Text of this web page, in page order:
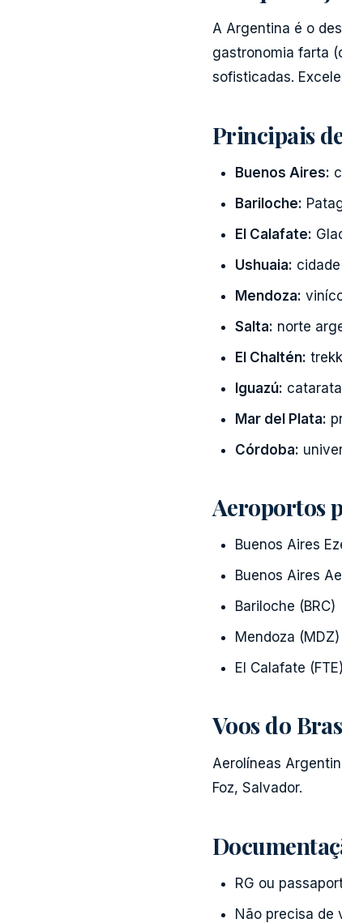
A Argentina é o
gastronomia farta
sofisticadas.
Principais
Buenos Aires:
Bariloche:
El Calafate:
Ushuaia:
Mendoza:
Salta: norte
El Chaltén:
Iguazú:
Mar del Plata:
Córdoba:
Aeroportos
Buenos Aires
Buenos Aires
Bariloche (BRC)
Mendoza (MDZ)
El Calafate (FTE)
Voos do
Aerolíneas
Foz, Salvador.
RG ou
Não precisa de